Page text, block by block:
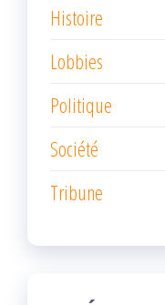
Histoire
Lobbies
Politique
Société
Tribune